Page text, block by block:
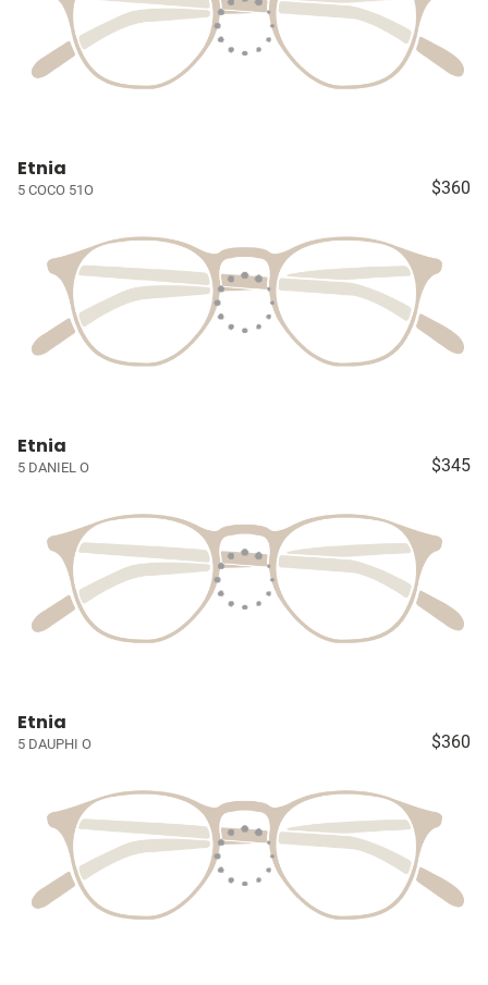
Etnia
5 COCO 51O $360
Etnia
5 DANIEL O $345
Etnia
5 DAUPHI O $360